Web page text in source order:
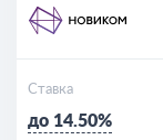
Ставка
до 14.50%